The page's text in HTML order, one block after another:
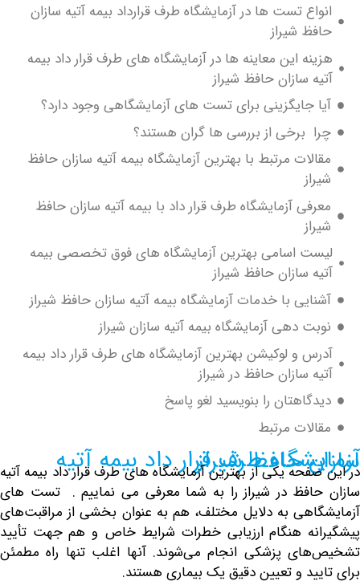
تست ها در آزمایشگاه طرف قرارداد بیمه آتیه سازان
شیراز
این معاینه ها در آزمایشگاه های طرف قرار داد بیمه
سازان حافظ شیراز
جایگزینی برای تست های آزمایشگاهی وجود دارد؟
برخی از بررسی ها گران هستند؟
مرتبط با بهترین آزمایشگاه بیمه آتیه سازان حافظ
آزمایشگاه طرف قرار داد با بیمه آتیه سازان حافظ
اسامی بهترین آزمایشگاه های فوق تخصصی بیمه
سازان حافظ شیراز
با خدمات آزمایشگاه بیمه آتیه سازان حافظ شیراز
دهی آزمایشگاه بیمه آتیه سازان شیراز
و لوکیشن بهترین آزمایشگاه های طرف قرار داد بیمه
سازان حافظ در شیراز
را بنویسید لغو پاسخ
مرتبط
داد بیمه آتیه سازان حافظ شیراز
یکی از بهترین آزمایشگاه های طرف قرار داد بیمه آتیه
در شیراز را به شما معرفی می نماییم .تست های
به دلایل مختلف، هم به عنوان بخشی از مراقبت‌های
هنگام ارزیابی خطرات شرایط خاص و هم جهت تأیید
پزشکی انجام می‌شوند. آنها اغلب تنها راه مطمئن
و تعیین دقیق یک بیماری هستند.